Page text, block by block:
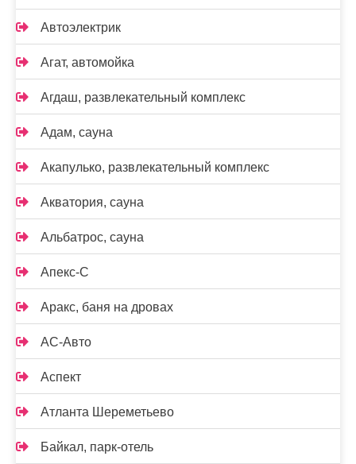
Автоэлектрик
Агат, автомойка
Агдаш, развлекательный комплекс
Адам, сауна
Акапулько, развлекательный комплекс
Акватория, сауна
Альбатрос, сауна
Апекс-С
Аракс, баня на дровах
АС-Авто
Аспект
Атланта Шереметьево
Байкал, парк-отель